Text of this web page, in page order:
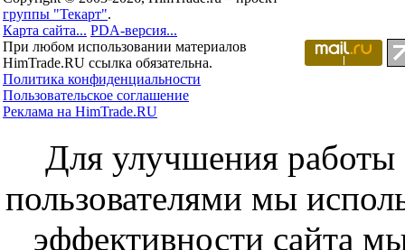
группы "Текарт".
Карта сайта... PDA-версия...
При любом использовании материалов
HimTrade.RU ссылка обязательна.
Политика конфиденциальности
Пользовательское соглашение
Реклама на HimTrade.RU
Для улучшения работы
пользователями мы
эффективности сайта